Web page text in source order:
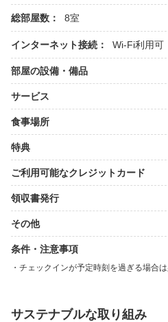
総部屋数： 8室
インターネット接続： Wi-Fi利用可
部屋の設備・備品
サービス
食事場所
特典
ご利用可能なクレジットカード
領収書発行
その他
条件・注意事項
チェックインが予定時刻を過ぎる場合は
サステナブルな取り組み